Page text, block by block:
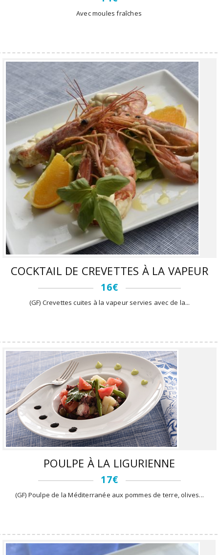
Avec moules fraîches
COCKTAIL DE CREVETTES À LA VAPEUR
16€
(GF) Crevettes cuites à la vapeur servies avec de la...
POULPE À LA LIGURIENNE
17€
(GF) Poulpe de la Méditerranée aux pommes de terre, olives...